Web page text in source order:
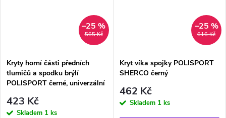
565 Kč
–25 %
Kryty horní části předních
tlumičů a spodku brýlí
POLISPORT černé, univerzální
423 Kč
Skladem 1 ks
616 Kč
–25 %
Kryt víka spojky POLISPORT
SHERCO černý
462 Kč
Skladem 1 ks